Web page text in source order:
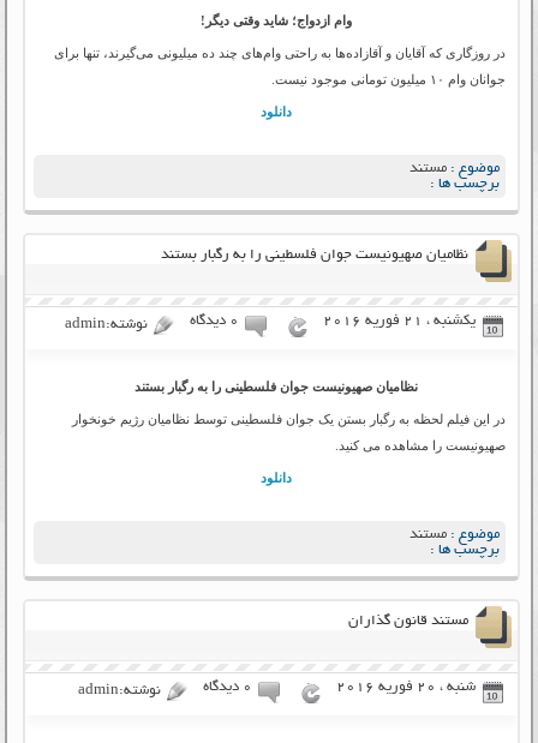
وام ازدواج؛ شاید وقتی دیگر!
در روزگاری که آقایان و آقازاده‌‌ها به راحتی وام‌های چند ده میلیونی می‌گیرند، تنها برای
جوانان وام ۱۰ میلیون تومانی موجود نیست.
دانلود
موضوع :مستند
برچسب ها :
نظامیان صهیونیست جوان فلسطینی را به رگبار بستند
یکشنبه ، 21 فوریه 2016 ۰ دیدگاه نوشته:admin
نظامیان صهیونیست جوان فلسطینی را به رگبار بستند
در این فیلم لحظه به رگبار بستن یک جوان فلسطینی توسط نظامیان رژیم خونخوار
صهیونیست را مشاهده می کنید.
دانلود
موضوع :مستند
برچسب ها :
مستند قانون گذاران
شنبه ، 20 فوریه 2016 ۰ دیدگاه نوشته:admin